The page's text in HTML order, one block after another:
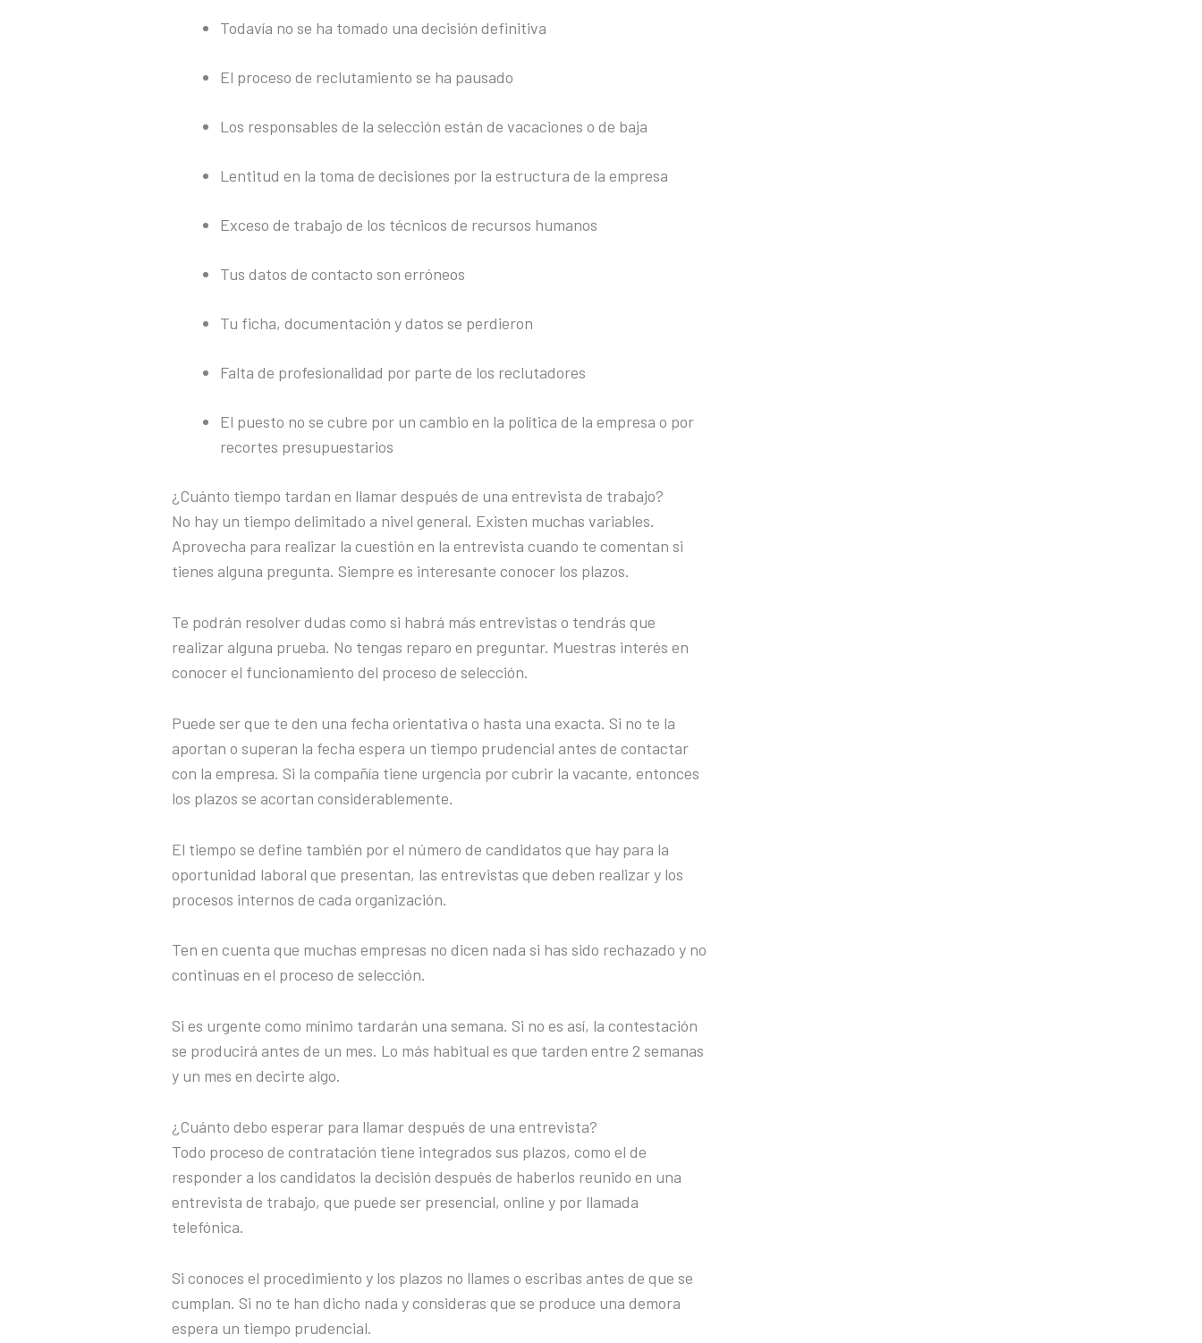
Todavía no se ha tomado una decisión definitiva
El proceso de reclutamiento se ha pausado
Los responsables de la selección están de vacaciones o de baja
Lentitud en la toma de decisiones por la estructura de la empresa
Exceso de trabajo de los técnicos de recursos humanos
Tus datos de contacto son erróneos
Tu ficha, documentación y datos se perdieron
Falta de profesionalidad por parte de los reclutadores
El puesto no se cubre por un cambio en la política de la empresa o por
recortes presupuestarios
¿Cuánto tiempo tardan en llamar después de una entrevista de trabajo?
No hay un tiempo delimitado a nivel general. Existen muchas variables.
Aprovecha para realizar la cuestión en la entrevista cuando te comentan si
tienes alguna pregunta. Siempre es interesante conocer los plazos.
Te podrán resolver dudas como si habrá más entrevistas o tendrás que
realizar alguna prueba. No tengas reparo en preguntar. Muestras interés en
conocer el funcionamiento del proceso de selección.
Puede ser que te den una fecha orientativa o hasta una exacta. Si no te la
aportan o superan la fecha espera un tiempo prudencial antes de contactar
con la empresa. Si la compañía tiene urgencia por cubrir la vacante, entonces
los plazos se acortan considerablemente.
El tiempo se define también por el número de candidatos que hay para la
oportunidad laboral que presentan, las entrevistas que deben realizar y los
procesos internos de cada organización.
Ten en cuenta que muchas empresas no dicen nada si has sido rechazado y no
continuas en el proceso de selección.
Si es urgente como mínimo tardarán una semana. Si no es así, la contestación
se producirá antes de un mes. Lo más habitual es que tarden entre 2 semanas
y un mes en decirte algo.
¿Cuánto debo esperar para llamar después de una entrevista?
Todo proceso de contratación tiene integrados sus plazos, como el de
responder a los candidatos la decisión después de haberlos reunido en una
entrevista de trabajo, que puede ser presencial, online y por llamada
telefónica.
Si conoces el procedimiento y los plazos no llames o escribas antes de que se
cumplan. Si no te han dicho nada y consideras que se produce una demora
espera un tiempo prudencial.